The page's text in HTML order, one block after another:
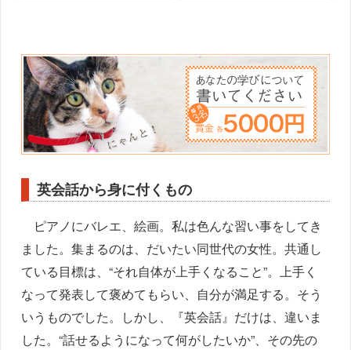
英会話から身に付くもの
ピアノにバレエ、絵画。私は色んな習い事をしてき
ました。集まるのは、だいたい同世代の女性。共通し
ている目標は、“それ自体が上手くなること”。上手く
なって発表して褒めてもらい、自分が満足する。そう
いうものでした。しかし、『英会話』だけは、違いま
した。“話せるようになって何がしたいか”、その先の